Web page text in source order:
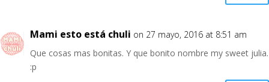
Mami esto está chuli on 27 mayo, 2016 at 8:51 am
Que cosas mas bonitas. Y que bonito nombre my sweet julia.
:p